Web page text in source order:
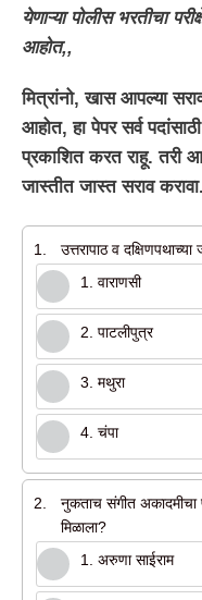
येणाऱ्या पोलीस भरतीचा
आहोत,,
मित्रांनो, खास आपल्या
आहोत, हा पेपर सर्व
प्रकाशित करत राहू. तरी
जास्तीत जास्त सराव
1.
उत्तरापाठ व
1. वाराणसी
2. पाटलीपुत्र
3. मथुरा
4. चंपा
2.
नुकताच संगीत अकादमीचा
मिळाला?
1. अरुणा साईराम